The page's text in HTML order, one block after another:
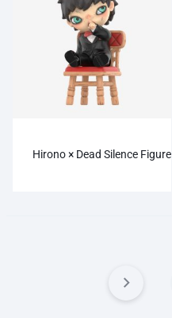
Hirono × Dead Silence Figure